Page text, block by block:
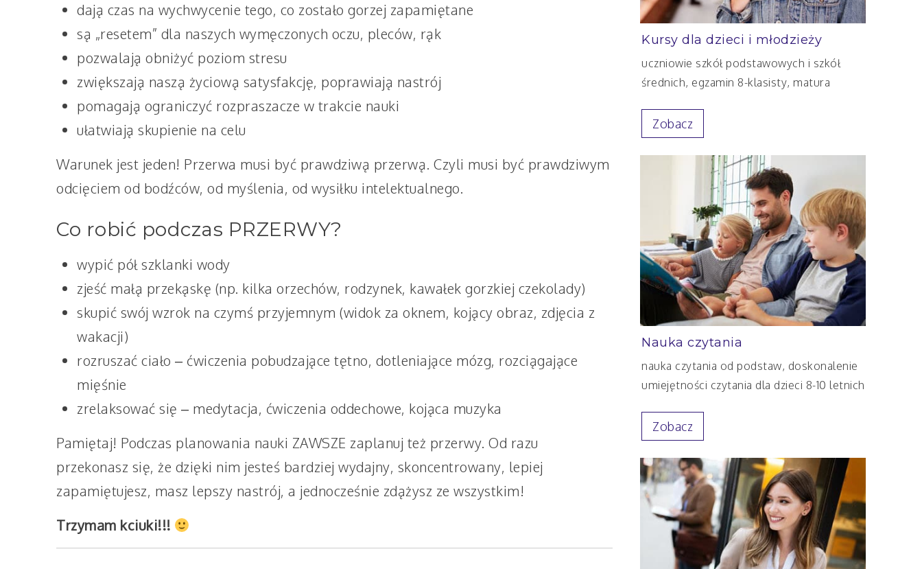
dają czas na wychwycenie tego, co zostało gorzej zapamiętane
są „resetem” dla naszych wymęczonych oczu, pleców, rąk
pozwalają obniżyć poziom stresu
zwiększają naszą życiową satysfakcję, poprawiają nastrój
pomagają ograniczyć rozpraszacze w trakcie nauki
ułatwiają skupienie na celu
Warunek jest jeden! Przerwa musi być prawdziwą przerwą. Czyli musi być prawdziwym
odcięciem od bodźców, od myślenia, od wysiłku intelektualnego.
Co robić podczas PRZERWY?
wypić pół szklanki wody
zjeść małą przekąskę (np. kilka orzechów, rodzynek, kawałek gorzkiej czekolady)
skupić swój wzrok na czymś przyjemnym (widok za oknem, kojący obraz, zdjęcia z
wakacji)
rozruszać ciało – ćwiczenia pobudzające tętno, dotleniające mózg, rozciągające
mięśnie
zrelaksować się – medytacja, ćwiczenia oddechowe, kojąca muzyka
Pamiętaj! Podczas planowania nauki ZAWSZE zaplanuj też przerwy. Od razu
przekonasz się, że dzięki nim jesteś bardziej wydajny, skoncentrowany, lepiej
zapamiętujesz, masz lepszy nastrój, a jednocześnie zdążysz ze wszystkim!
Trzymam kciuki!!!
Kursy dla dzieci i młodzieży
uczniowie szkół podstawowych i szkół
średnich, egzamin 8-klasisty, matura
Zobacz
Nauka czytania
nauka czytania od podstaw, doskonalenie
umiejętności czytania dla dzieci 8-10 letnich
Zobacz